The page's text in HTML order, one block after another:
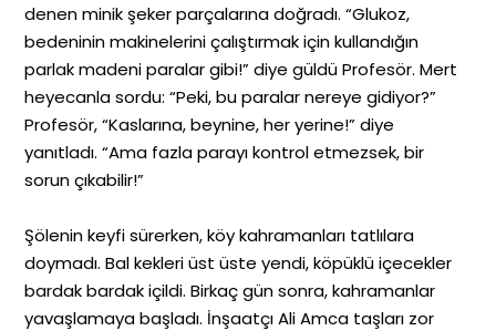
denen minik şeker parçalarına doğradı. “Glukoz,
bedeninin makinelerini çalıştırmak için kullandığın
parlak madeni paralar gibi!” diye güldü Profesör. Mert
heyecanla sordu: “Peki, bu paralar nereye gidiyor?”
Profesör, “Kaslarına, beynine, her yerine!” diye
yanıtladı. “Ama fazla parayı kontrol etmezsek, bir
sorun çıkabilir!”
Şölenin keyfi sürerken, köy kahramanları tatlılara
doymadı. Bal kekleri üst üste yendi, köpüklü içecekler
bardak bardak içildi. Birkaç gün sonra, kahramanlar
yavaşlamaya başladı. İnşaatçı Ali Amca taşları zor